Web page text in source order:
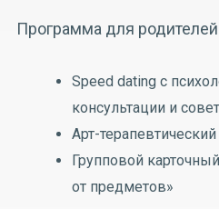
Программа для родителей
Speed dating с
консультации и
Арт-
Групповой
от предметов»